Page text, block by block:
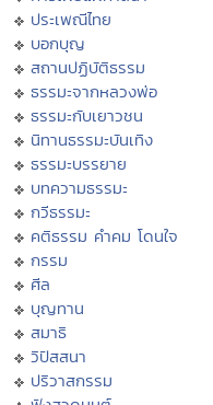
ประเพณีไทย
บอกบุญ
สถานปฏิบัติธรรม
ธรรมะจากหลวงพ่อ
ธรรมะกับเยาวชน
นิทานธรรมะบันเทิง
ธรรมะบรรยาย
บทความธรรมะ
กวีธรรมะ
คติธรรม คำคม โดนใจ
กรรม
ศีล
บุญทาน
สมาธิ
วิปัสสนา
ปริวาสกรรม